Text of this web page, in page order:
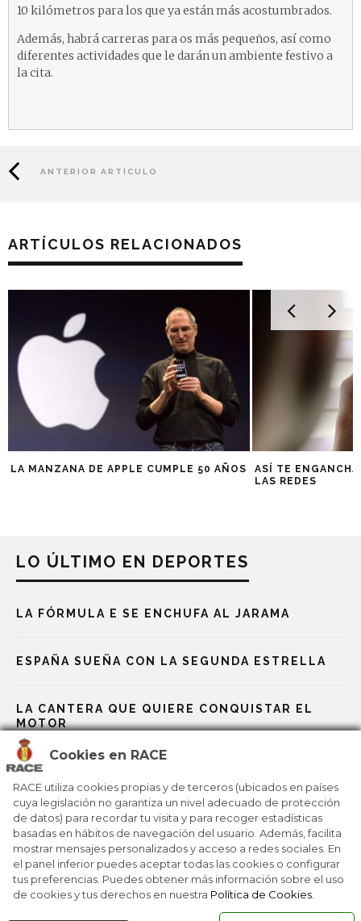
Cookies en RACE
RACE utiliza cookies propias y de terceros (ubicados en países
cuya legislación no garantiza un nivel adecuado de protección
de datos) para recordar tu visita y para recoger estadísticas
basadas en hábitos de navegación del usuario. Además, facilita
mostrar mensajes personalizados y acceso a redes sociales. En
el panel inferior puedes aceptar todas las cookies o configurar
tus preferencias. Puedes obtener más información sobre el uso
de cookies y tus derechos en nuestra Política de Cookies
10 kilómetros para los que ya están más acostumbrados.
Además, habrá carreras para os más pequeños, así como
diferentes actividades que le darán un ambiente festivo a
la cita.
ANTERIOR ARTÍCULO
ARTÍCULOS RELACIONADOS
LA MANZANA DE APPLE CUMPLE 50 AÑOS
ASÍ TE
LAS REDES
LO ÚLTIMO EN DEPORTES
LA FÓRMULA E SE ENCHUFA AL JARAMA
ESPAÑA SUEÑA CON LA SEGUNDA ESTRELLA
LA CANTERA QUE QUIERE CONQUISTAR EL
MOTOR
LAS BAZAS ESPAÑOLAS EN LOS JJOO DE
MILÁN-CORTINA
MILANO CORTINA 2026: UN VIAJE POR 25 JJOO
TODOS LOS DERECHOS